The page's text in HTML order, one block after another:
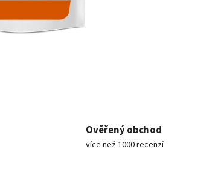
Ověřený obchod
více než 1000 recenzí